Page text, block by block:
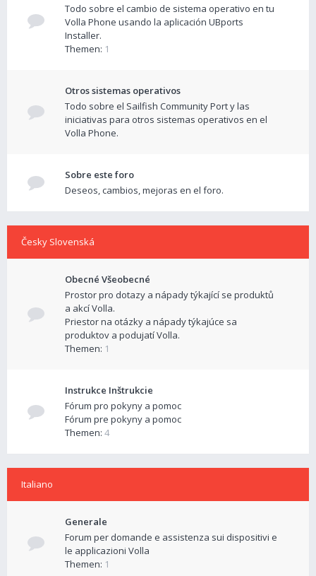
Todo sobre el cambio de sistema operativo en tu
Volla Phone usando la aplicación UBports
Installer.
Themen: 1
Otros sistemas operativos
Todo sobre el Sailfish Community Port y las
iniciativas para otros sistemas operativos en el
Volla Phone.
Sobre este foro
Deseos, cambios, mejoras en el foro.
Česky Slovenská
Obecné Všeobecné
Prostor pro dotazy a nápady týkající se produktů
a akcí Volla.
Priestor na otázky a nápady týkajúce sa
produktov a podujatí Volla.
Themen: 1
Instrukce Inštrukcie
Fórum pro pokyny a pomoc
Fórum pre pokyny a pomoc
Themen: 4
Italiano
Generale
Forum per domande e assistenza sui dispositivi e
le applicazioni Volla
Themen: 1